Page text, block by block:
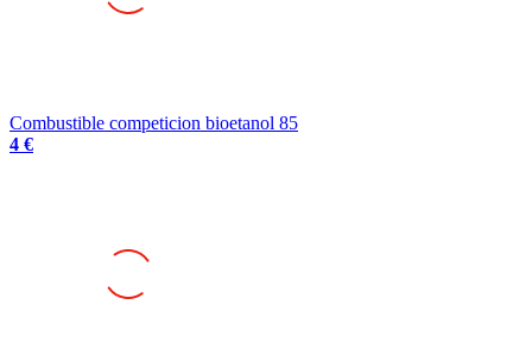
Combustible competicion bioetanol 85
4 €